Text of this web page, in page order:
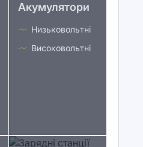
Акумулятори
Низьковольтні
Високовольтні